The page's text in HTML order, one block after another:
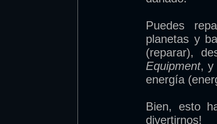
Puedes
planetas y
(reparar),
Equipment, y
energía
Bien, esto
divertirnos!